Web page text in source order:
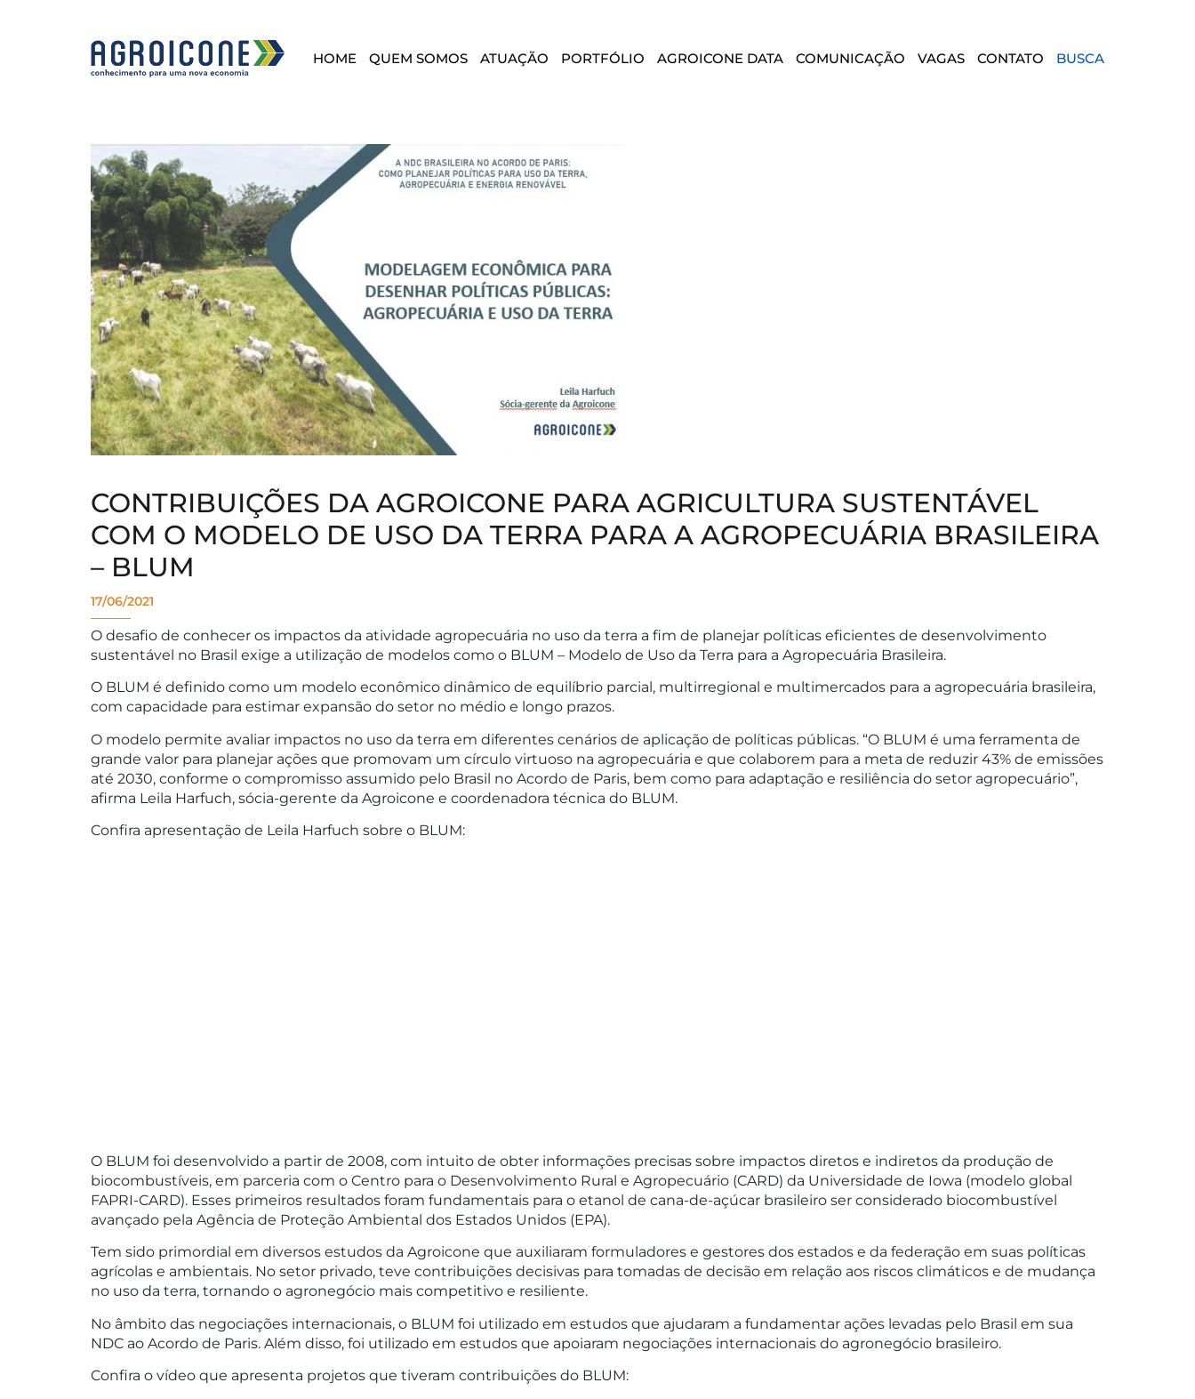
HOME QUEM SOMOS ATUAÇÃO PORTFÓLIO AGROICONE DATA COMUNICAÇÃO VAGAS CONTATO BUSCA
CONTRIBUIÇÕES DA AGROICONE PARA AGRICULTURA SUSTENTÁVEL
COM O MODELO DE USO DA TERRA PARA A AGROPECUÁRIA BRASILEIRA
– BLUM
17/06/2021
O desafio de conhecer os impactos da atividade agropecuária no uso da terra a fim de planejar políticas eficientes de desenvolvimento
sustentável no Brasil exige a utilização de modelos como o BLUM – Modelo de Uso da Terra para a Agropecuária Brasileira.
O BLUM é definido como um modelo econômico dinâmico de equilíbrio parcial, multirregional e multimercados para a agropecuária brasileira,
com capacidade para estimar expansão do setor no médio e longo prazos.
O modelo permite avaliar impactos no uso da terra em diferentes cenários de aplicação de políticas públicas. “O BLUM é uma ferramenta de
grande valor para planejar ações que promovam um círculo virtuoso na agropecuária e que colaborem para a meta de reduzir 43% de emissões
até 2030, conforme o compromisso assumido pelo Brasil no Acordo de Paris, bem como para adaptação e resiliência do setor agropecuário”,
afirma Leila Harfuch, sócia-gerente da Agroicone e coordenadora técnica do BLUM.
Confira apresentação de Leila Harfuch sobre o BLUM:
O BLUM foi desenvolvido a partir de 2008, com intuito de obter informações precisas sobre impactos diretos e indiretos da produção de
biocombustíveis, em parceria com o Centro para o Desenvolvimento Rural e Agropecuário (CARD) da Universidade de Iowa (modelo global
FAPRI-CARD). Esses primeiros resultados foram fundamentais para o etanol de cana-de-açúcar brasileiro ser considerado biocombustível
avançado pela Agência de Proteção Ambiental dos Estados Unidos (EPA).
Tem sido primordial em diversos estudos da Agroicone que auxiliaram formuladores e gestores dos estados e da federação em suas políticas
agrícolas e ambientais. No setor privado, teve contribuições decisivas para tomadas de decisão em relação aos riscos climáticos e de mudança
no uso da terra, tornando o agronegócio mais competitivo e resiliente.
No âmbito das negociações internacionais, o BLUM foi utilizado em estudos que ajudaram a fundamentar ações levadas pelo Brasil em sua
NDC ao Acordo de Paris. Além disso, foi utilizado em estudos que apoiaram negociações internacionais do agronegócio brasileiro.
Confira o vídeo que apresenta projetos que tiveram contribuições do BLUM: